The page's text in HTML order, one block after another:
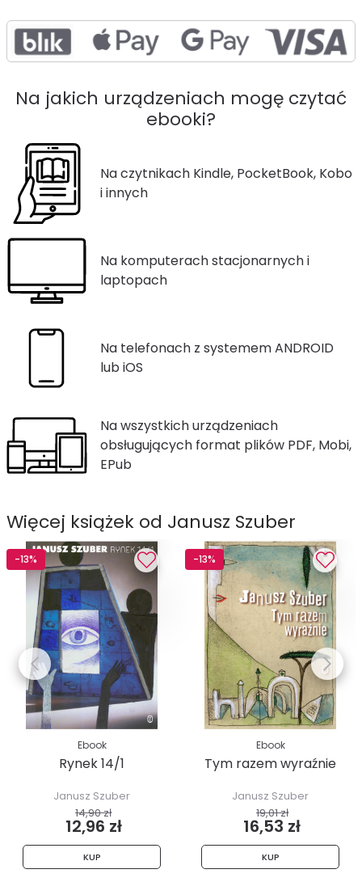
Na jakich urządzeniach mogę czytać
ebooki?
Na czytnikach Kindle, PocketBook, Kobo
i innych
Na komputerach stacjonarnych i
laptopach
Na telefonach z systemem ANDROID
lub iOS
Na wszystkich urządzeniach
obsługujących format plików PDF, Mobi,
EPub
Więcej książek od Janusz Szuber
-13%
Ebook
Rynek 14/1
Janusz Szuber
14,90 zł
12,96 zł
KUP
-13%
Ebook
Tym razem wyraźnie
Janusz Szuber
19,01 zł
16,53 zł
KUP